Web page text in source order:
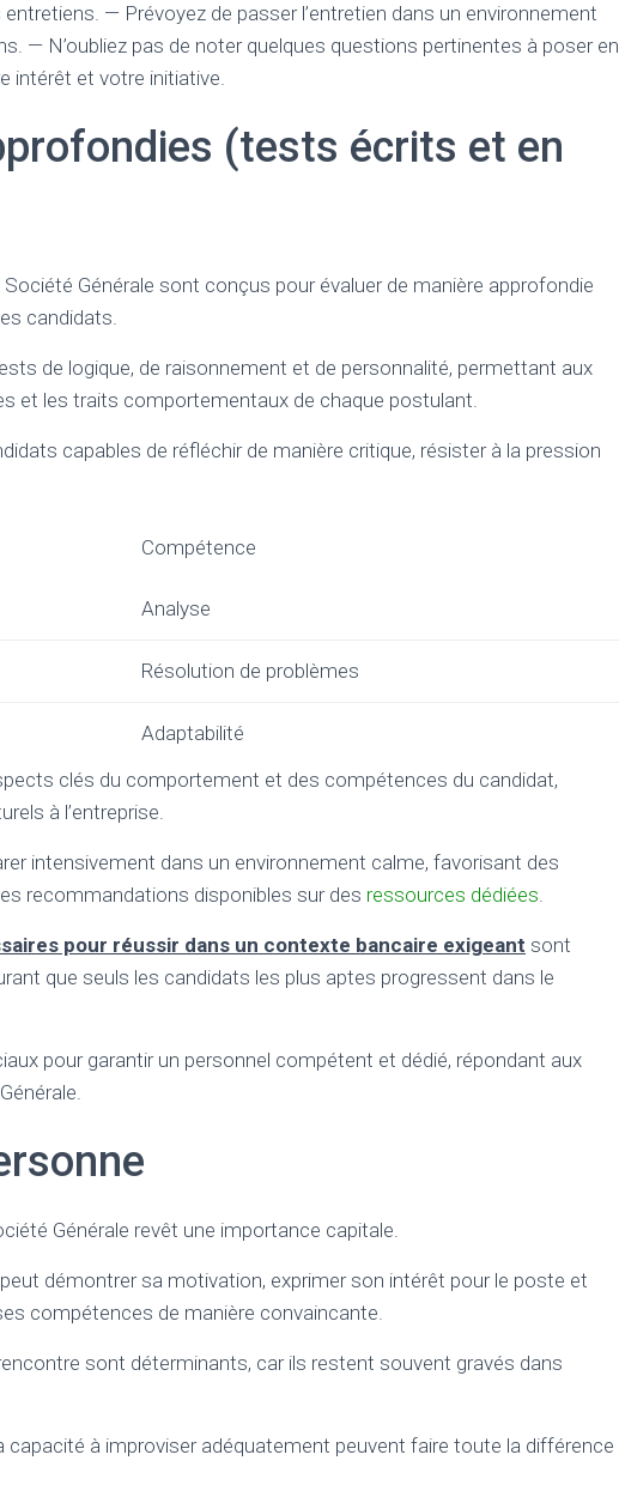
— Prévoyez de passer l’entretien dans un environnement
— N’oubliez pas de noter quelques questions pertinentes à poser en
intérêt et votre initiative.
(tests écrits et en
Générale sont conçus pour évaluer de manière approfondie
candidats.
de logique, de raisonnement et de personnalité, permettant aux
et les traits comportementaux de chaque postulant.
capables de réfléchir de manière critique, résister à la pression
Compétence
Analyse
Résolution de problèmes
Adaptabilité
clés du comportement et des compétences du candidat,
à l’entreprise.
intensivement dans un environnement calme, favorisant des
recommandations disponibles sur des ressources dédiées.
pour réussir dans un contexte bancaire exigeant sont
que seuls les candidats les plus aptes progressent dans le
pour garantir un personnel compétent et dédié, répondant aux
Générale revêt une importance capitale.
démontrer sa motivation, exprimer son intérêt pour le poste et
compétences de manière convaincante.
sont déterminants, car ils restent souvent gravés dans
capacité à improviser adéquatement peuvent faire toute la différence